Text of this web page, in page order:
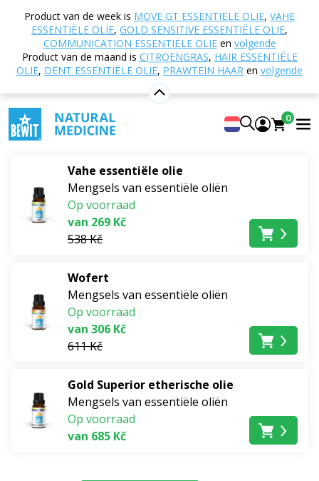
Product van de week is MOVE GT ESSENTIËLE OLIE, VAHE
ESSENTIËLE OLIE, GOLD SENSITIVE ESSENTIËLE OLIE,
COMMUNICATION ESSENTIËLE OLIEen volgende
Product van de maand is CITROENGRAS, HAIR ESSENTIËLE
OLIE, DENT ESSENTIËLE OLIE, PRAWTEIN HAAR en volgende
0
E-shop
Mogelijke ondersteuning bij
Natuurlijke schoonheidsverzorging
Lichaamsverzorging met natuurlijke ingrediënten
Lichaamsverzorging met natuurlijke
ingrediënten
Bestsellers
Vahe essentiële olie
Mengsels van essentiële oliën
Op voorraad
van 269 Kč
538 Kč
Wofert
Mengsels van essentiële oliën
Op voorraad
van 306 Kč
611 Kč
Gold Superior etherische olie
Mengsels van essentiële oliën
Op voorraad
van 685 Kč